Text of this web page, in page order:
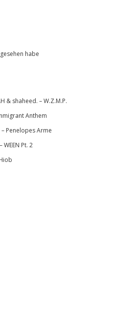
habe
& shaheed. – W.Z.M.P.
Anthem
Penelopes Arme
Pt. 2